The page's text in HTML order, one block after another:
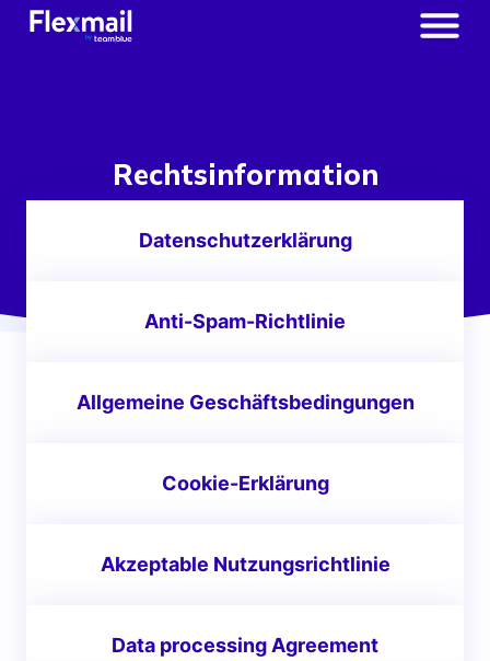
Rechtsinformation
Datenschutzerklärung
Anti-Spam-Richtlinie
Allgemeine Geschäftsbedingungen
Cookie-Erklärung
Akzeptable Nutzungsrichtlinie
Data processing Agreement